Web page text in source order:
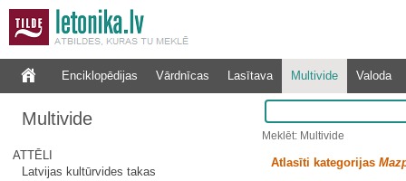
Enciklopēdijas Vārdnīcas Lasītava Multivide Valoda
Multivide
ATTĒLI
Latvijas kultūrvides takas
Meklēt: Multivide
Atlasīti kategorijas